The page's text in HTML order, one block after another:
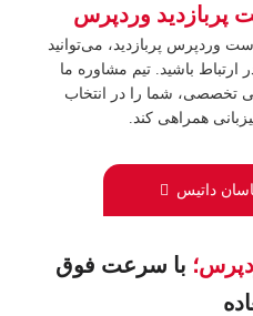
پربازدید وردپرس
وردپرس پربازدید، می‌توانید
باشید. تیم مشاوره ما
تخصصی، شما را در انتخاب
همراهی کند.
داتیس
با سرعت فوق